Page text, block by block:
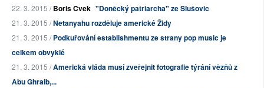
22. 3. 2015 /Boris Cvek "Doněcký patriarcha" ze Slušovic
21. 3. 2015 /Netanyahu rozděluje americké Židy
21. 3. 2015 /Podkuřování establishmentu ze strany pop music je
celkem obvyklé
21. 3. 2015 /Americká vláda musí zveřejnit fotografie týrání vězňů z
Abu Ghraib,...